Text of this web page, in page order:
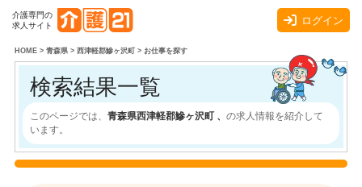
介護専門の
求人サイト
ログイン
HOME> 青森県> 西津軽郡鰺ヶ沢町> お仕事を探す
検索結果一覧
このページでは、 青森県西津軽郡鰺ヶ沢町 、 の求人情報を紹介して
います。